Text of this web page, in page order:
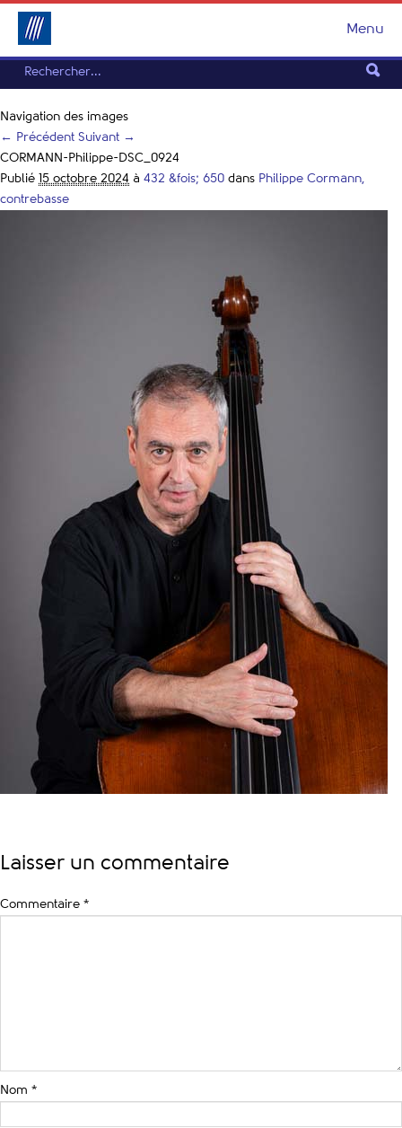
Menu
Navigation des images
← Précédent Suivant →
CORMANN-Philippe-DSC_0924
Publié 15 octobre 2024 à 432 &fois; 650 dans Philippe Cormann,
contrebasse
Laisser un commentaire
Commentaire *
Nom *